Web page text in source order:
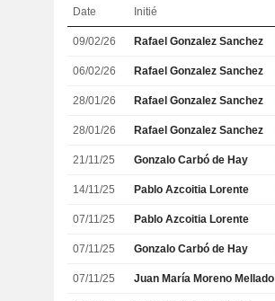
Date Initié
09/02/26 Rafael Gonzalez Sanchez
06/02/26 Rafael Gonzalez Sanchez
28/01/26 Rafael Gonzalez Sanchez
28/01/26 Rafael Gonzalez Sanchez
21/11/25 Gonzalo Carbó de Hay
14/11/25 Pablo Azcoitia Lorente
07/11/25 Pablo Azcoitia Lorente
07/11/25 Gonzalo Carbó de Hay
07/11/25 Juan María Moreno Mellado